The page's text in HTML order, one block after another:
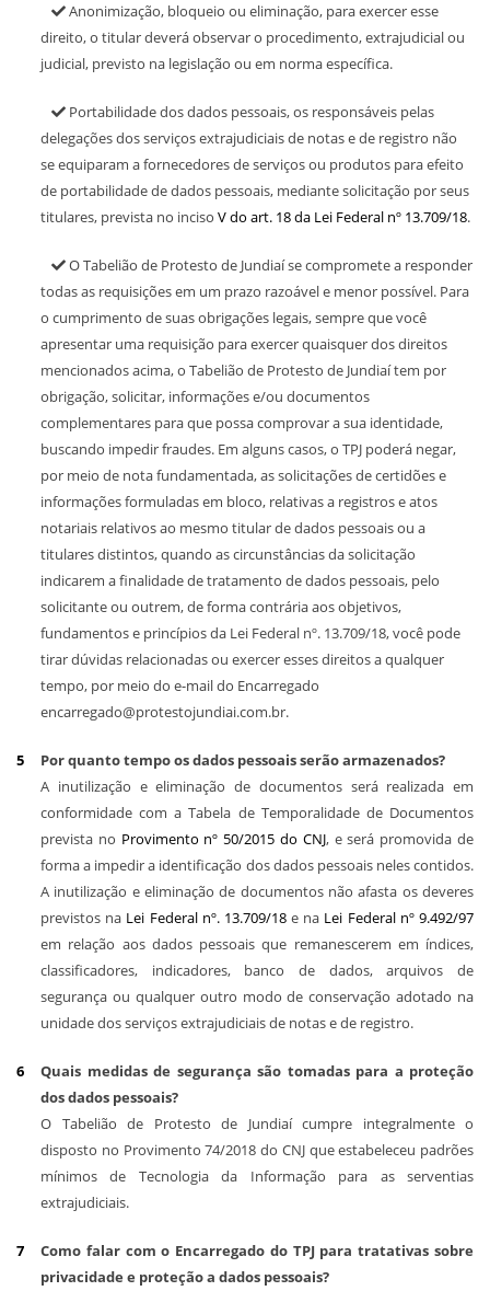
Anonimização, bloqueio ou eliminação, para exercer esse
direito, o titular deverá observar o procedimento, extrajudicial ou
judicial, previsto na legislação ou em norma específica.
Portabilidade dos dados pessoais, os responsáveis pelas
delegações dos serviços extrajudiciais de notas e de registro não
se equiparam a fornecedores de serviços ou produtos para efeito
de portabilidade de dados pessoais, mediante solicitação por seus
titulares, prevista no inciso V do art. 18 da Lei Federal nº 13.709/18.
O Tabelião de Protesto de Jundiaí se compromete a responder
todas as requisições em um prazo razoável e menor possível. Para
o cumprimento de suas obrigações legais, sempre que você
apresentar uma requisição para exercer quaisquer dos direitos
mencionados acima, o Tabelião de Protesto de Jundiaí tem por
obrigação, solicitar, informações e/ou documentos
complementares para que possa comprovar a sua identidade,
buscando impedir fraudes. Em alguns casos, o TPJ poderá negar,
por meio de nota fundamentada, as solicitações de certidões e
informações formuladas em bloco, relativas a registros e atos
notariais relativos ao mesmo titular de dados pessoais ou a
titulares distintos, quando as circunstâncias da solicitação
indicarem a finalidade de tratamento de dados pessoais, pelo
solicitante ou outrem, de forma contrária aos objetivos,
fundamentos e princípios da Lei Federal nº. 13.709/18, você pode
tirar dúvidas relacionadas ou exercer esses direitos a qualquer
tempo, por meio do e-mail do Encarregado
encarregado@protestojundiai.com.br.
Por quanto tempo os dados pessoais serão armazenados?
A inutilização e eliminação de documentos será realizada em
conformidade com a Tabela de Temporalidade de Documentos
prevista no Provimento nº 50/2015 do CNJ, e será promovida de
forma a impedir a identificação dos dados pessoais neles contidos.
A inutilização e eliminação de documentos não afasta os deveres
previstos na Lei Federal nº. 13.709/18e na Lei Federal nº 9.492/97
em relação aos dados pessoais que remanescerem em índices,
classificadores, indicadores, banco de dados, arquivos de
segurança ou qualquer outro modo de conservação adotado na
unidade dos serviços extrajudiciais de notas e de registro.
Quais medidas de segurança são tomadas para a proteção
dos dados pessoais?
O Tabelião de Protesto de Jundiaí cumpre integralmente o
disposto no Provimento 74/2018 do CNJ que estabeleceu padrões
mínimos de Tecnologia da Informação para as serventias
extrajudiciais.
Como falar com o Encarregado do TPJ para tratativas sobre
privacidade e proteção a dados pessoais?